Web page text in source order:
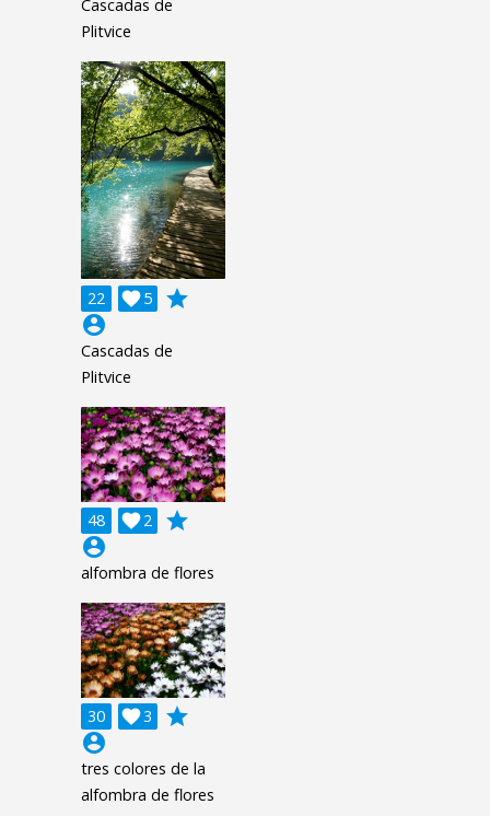
Cascadas de
Plitvice
22 5

grade
account_circle
Cascadas de
Plitvice
48 2

grade
account_circle
alfombra de flores
30 3

grade
account_circle
tres colores de la
alfombra de flores